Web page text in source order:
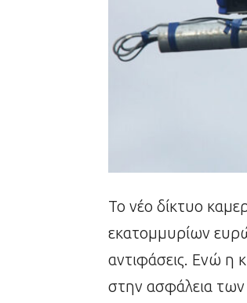
Το νέο δίκτυο
εκατομμυρίων
αντιφάσεις. Ενώ η
στην ασφάλεια των